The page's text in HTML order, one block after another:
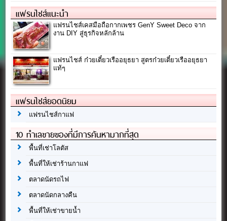
แฟรนไชส์แนะนำ
แฟรนไชส์เคสมือถือกากเพชร GenY Sweet Deco จาก
งาน DIY สู่ธุรกิจหลักล้าน
แฟรนไชส์ ก๋วยเตี๋ยวเรืออยุธยา สูตรก๋วยเตี๋ยวเรืออยุธยา
แท้ๆ
แฟรนไชส์ยอดนิยม
แฟรนไชส์กาแฟ
10 ทำเลขายของที่มีการค้นหามากที่สุด
พื้นที่เช่าโลตัส
พื้นที่ให้เช่าร้านกาแฟ
ตลาดนัดรถไฟ
ตลาดนัดกลางคืน
พื้นที่ให้เช่าขายน้ำ